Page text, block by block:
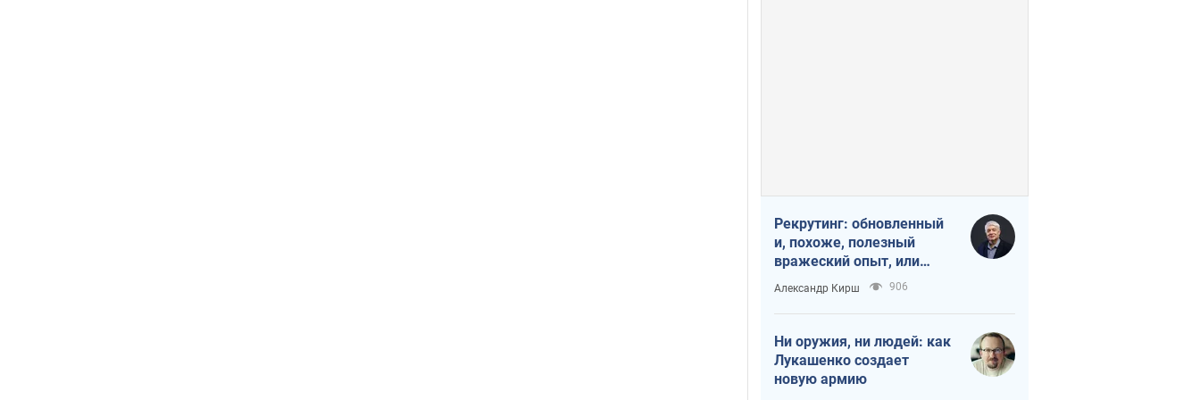
Рекрутинг: обновленный
и, похоже, полезный
вражеский опыт, или
Диалектика
требовательной трусости
Александр Кирш 906
Ни оружия, ни людей: как
Лукашенко создает
новую армию